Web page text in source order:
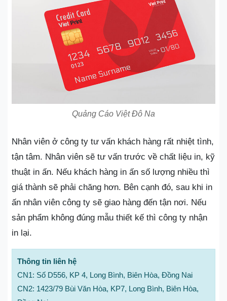
Quảng Cáo Việt Đô Na
Nhân viên ở công ty tư vấn khách hàng rất nhiệt tình,
tận tâm. Nhân viên sẽ tư vấn trước về chất liệu in, kỹ
thuật in ấn. Nếu khách hàng in ấn số lượng nhiều thì
giá thành sẽ phải chăng hơn. Bên cạnh đó, sau khi in
ấn nhân viên công ty sẽ giao hàng đến tận nơi. Nếu
sản phẩm không đúng mẫu thiết kế thì công ty nhận
in lại.
Thông tin liên hệ
CN1: Số D556, KP 4, Long Bình, Biên Hòa, Đồng Nai
CN2: 1423/79 Bùi Văn Hòa, KP7, Long Bình, Biên Hòa,